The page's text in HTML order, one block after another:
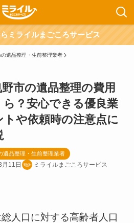
ミライルまごころサービス
遺品整理・生前整理業者
市の遺品整理の費用
？安心できる優良業
や依頼時の注意点に
遺品整理・生前整理業者
月11日 ミライルまごころサービス
人口に対する高齢者人口